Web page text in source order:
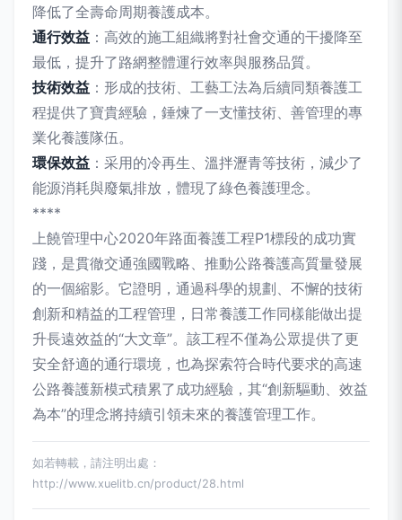
降低了全壽命周期養護成本。
通行效益 ：高效的施工組織將對社會交通的干擾降至
最低，提升了路網整體運行效率與服務品質。
技術效益 ：形成的技術、工藝工法為后續同類養護工
程提供了寶貴經驗，錘煉了一支懂技術、善管理的專
業化養護隊伍。
環保效益 ：采用的冷再生、溫拌瀝青等技術，減少了
能源消耗與廢氣排放，體現了綠色養護理念。
****
上饒管理中心2020年路面養護工程P1標段的成功實
踐，是貫徹交通強國戰略、推動公路養護高質量發展
的一個縮影。它證明，通過科學的規劃、不懈的技術
創新和精益的工程管理，日常養護工作同樣能做出提
升長遠效益的“大文章”。該工程不僅為公眾提供了更
安全舒適的通行環境，也為探索符合時代要求的高速
公路養護新模式積累了成功經驗，其“創新驅動、效益
為本”的理念將持續引領未來的養護管理工作。
如若轉載，請注明出處：
http://www.xuelitb.cn/product/28.html